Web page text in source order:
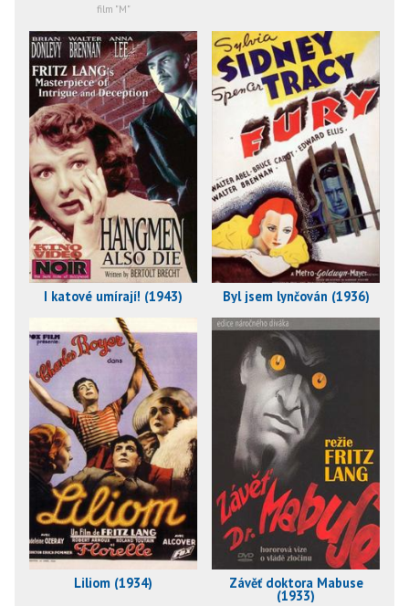
film "M"
I katové umírají! (1943) Byl jsem lynčován (1936)
Liliom (1934) Závěť doktora Mabuse
(1933)